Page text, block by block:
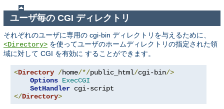
ユーザ毎の CGI ディレクトリ
それぞれのユーザに専用の cgi-bin ディレクトリを与えるために、
<Directory> を使ってユーザのホームディレクトリの指定された領
域に対して CGI を有効に することができます。
<Directory /home/*/public_html/cgi-bin/>
Options ExecCGI
SetHandler
</Directory>